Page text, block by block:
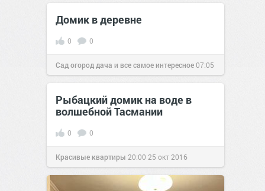
23 ноя 2018
Домик в деревне
0 0
Сад огород дача и все самое интересное07:05
11 дек 2016
Рыбацкий домик на воде в
волшебной Тасмании
0 0
Красивые квартиры 20:00 25 окт 2016